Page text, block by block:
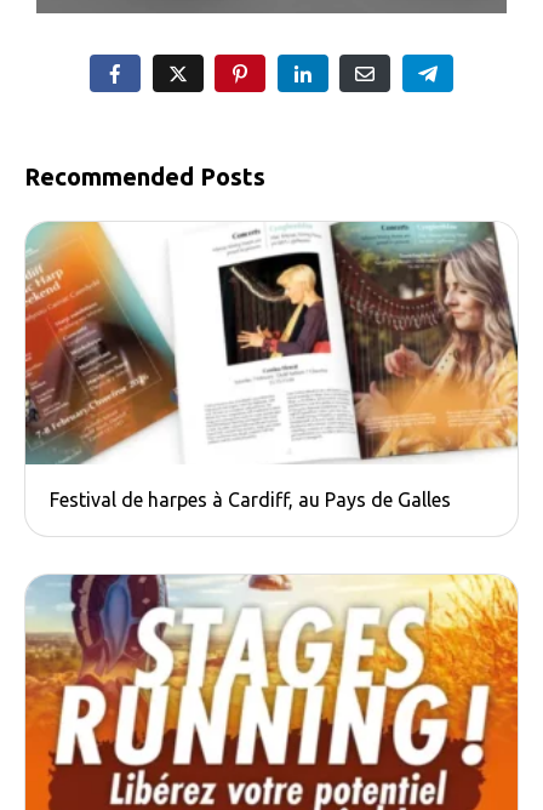
Recommended Posts
Festival de harpes à Cardiff, au Pays de Galles